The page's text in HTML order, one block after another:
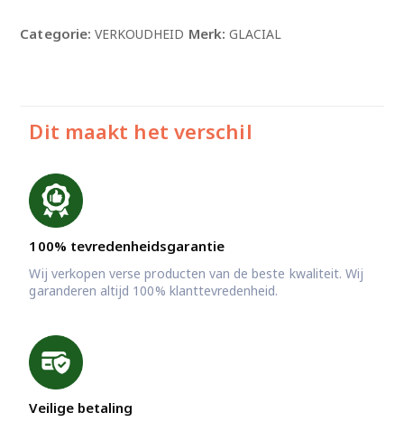
Categorie: VERKOUDHEID Merk: GLACIAL
Dit maakt het verschil
100% tevredenheidsgarantie
Wij verkopen verse producten van de beste kwaliteit. Wij
garanderen altijd 100% klanttevredenheid.
Veilige betaling